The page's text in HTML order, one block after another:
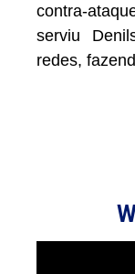
contra-
serviu
redes,